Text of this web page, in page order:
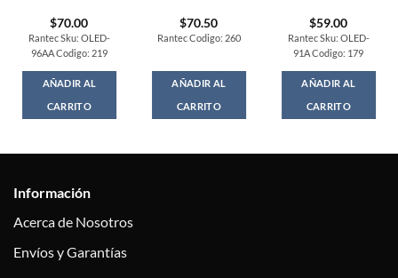
$70.00
Rantec Sku: OLED-
96AA Codigo: 219
AÑADIR AL
CARRITO
$70.50
Rantec Codigo: 260
AÑADIR AL
CARRITO
$59.00
Rantec Sku: OLED-
91A Codigo: 179
AÑADIR AL
CARRITO
Información
Acerca de Nosotros
Envíos y Garantías